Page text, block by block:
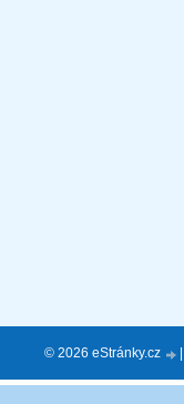
© 2026 eStránky.cz